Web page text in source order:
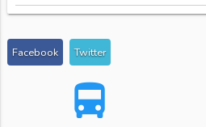
Facebook Twitter
directions_bus